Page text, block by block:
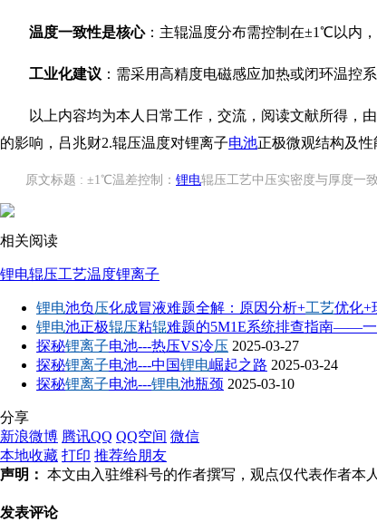
温度一致性是核心：主辊温度分布需控制在±1℃以内
工业化建议 ：需采用高精度电磁感应加热或闭环温控
以上内容均为本人日常工作，交流，阅读文献所得，
的影响，吕兆财2.辊压温度对锂离子电池正极微观结构及
原文标题 : ±1℃温差控制： 锂电辊压工艺中压实密度与厚度一
相关阅读
锂电辊压工艺温度锂离子
锂电池负压化成冒液难题全解：原因分析+工艺优化+
锂电池正极辊压粘辊难题的5M1E系统排查指南——
探秘锂离子电池---热压VS冷压 2025-03-27
探秘锂离子电池---中国锂电崛起之路 2025-03-24
探秘锂离子电池---锂电池瓶颈 2025-03-10
分享
新浪微博 腾讯QQ QQ空间 微信
本地收藏 打印 推荐给朋友
声明： 本文由入驻维科号的作者撰写，观点仅代表作者本
发表评论